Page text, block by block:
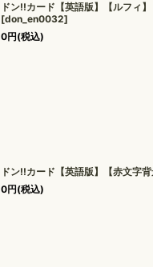
ドン!!カード【英語版】【ルフィ
[don_en0032]
0円(税込)
ドン!!カード【英語版】【赤文字背
0円(税込)